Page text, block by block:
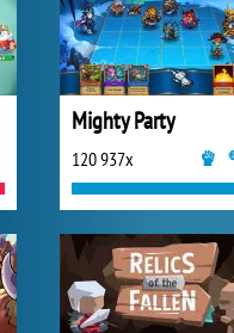
Mighty Party
120 937x